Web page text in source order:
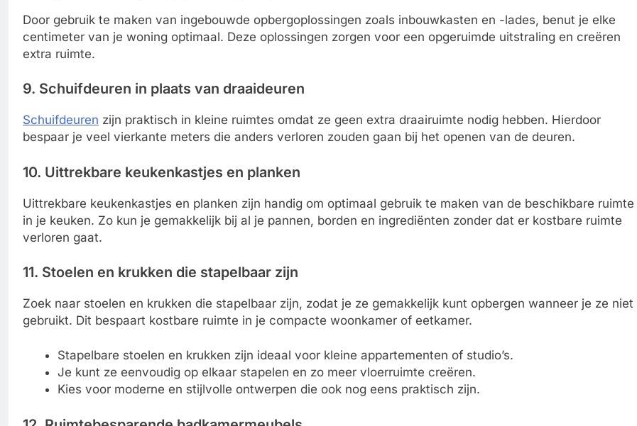
Door gebruik te maken van ingebouwde opbergoplossingen zoals inbouwkasten en -lades, benut je elke
centimeter van je woning optimaal. Deze oplossingen zorgen voor een opgeruimde uitstraling en creëren
extra ruimte.
9. Schuifdeuren in plaats van draaideuren
Schuifdeuren zijn praktisch in kleine ruimtes omdat ze geen extra draairuimte nodig hebben. Hierdoor
bespaar je veel vierkante meters die anders verloren zouden gaan bij het openen van de deuren.
10. Uittrekbare keukenkastjes en planken
Uittrekbare keukenkastjes en planken zijn handig om optimaal gebruik te maken van de beschikbare ruimte
in je keuken. Zo kun je gemakkelijk bij al je pannen, borden en ingrediënten zonder dat er kostbare ruimte
verloren gaat.
11. Stoelen en krukken die stapelbaar zijn
Zoek naar stoelen en krukken die stapelbaar zijn, zodat je ze gemakkelijk kunt opbergen wanneer je ze niet
gebruikt. Dit bespaart kostbare ruimte in je compacte woonkamer of eetkamer.
Stapelbare stoelen en krukken zijn ideaal voor kleine appartementen of studio’s.
Je kunt ze eenvoudig op elkaar stapelen en zo meer vloerruimte creëren.
Kies voor moderne en stijlvolle ontwerpen die ook nog eens praktisch zijn.